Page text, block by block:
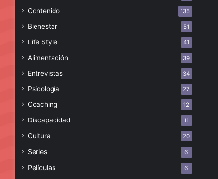
Contenido 135
Bienestar 51
Life Style 41
Alimentación 39
Entrevistas 34
Psicología 27
Coaching 12
Discapacidad 11
Cultura 20
Series 6
Películas 6